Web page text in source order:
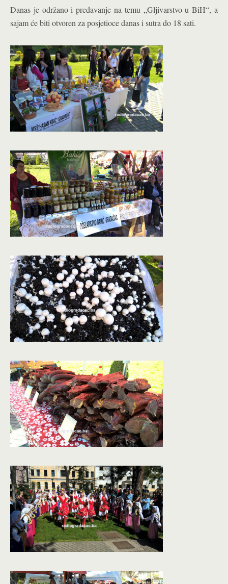
Danas je održano i predavanje na temu „Gljivarstvo u BiH“, a
sajam će biti otvoren za posjetioce danas i sutra do 18 sati.